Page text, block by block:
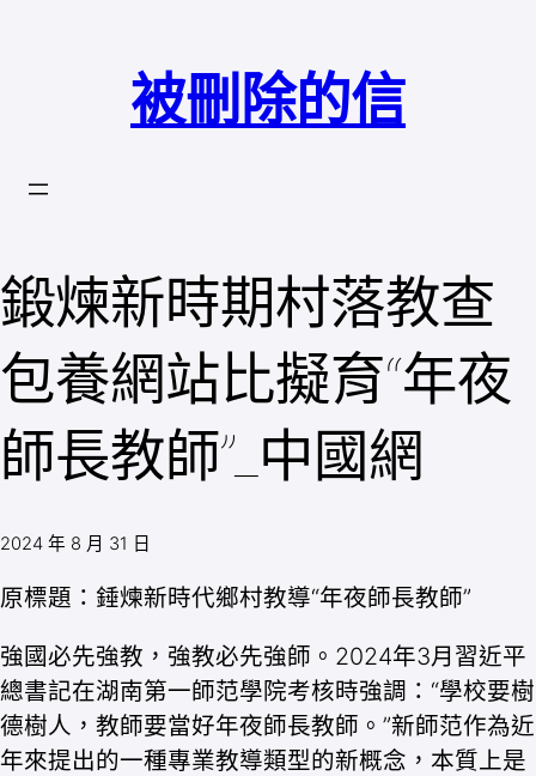
被刪除的信
鍛煉新時期村落教查
包養網站比擬育“年夜
師長教師”_中國網
2024 年 8 月 31 日
原標題：錘煉新時代鄉村教導“年夜師長教師”
強國必先強教，強教必先強師。2024年3月習近平
總書記在湖南第一師范學院考核時強調：“學校要樹
德樹人，教師要當好年夜師長教師。”新師范作為近
年來提出的一種專業教導類型的新概念，本質上是